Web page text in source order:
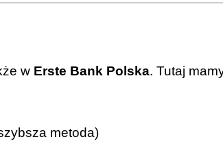
w Erste Bank Polska. Tutaj
metoda)